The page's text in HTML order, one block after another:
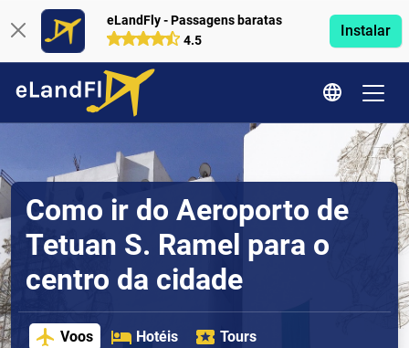
eLandFly - Passagens baratas
4.5
Instalar
Como ir do Aeroporto de
Tetuan S. Ramel para o
centro da cidade
Voos Hotéis Tours